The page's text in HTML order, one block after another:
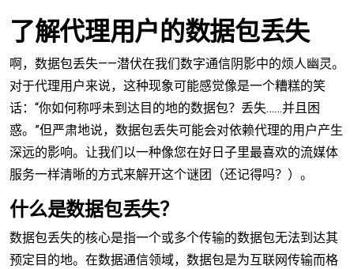
了解代理用户的数据包丢失
啊，数据包丢失——潜伏在我们数字通信阴影中的烦人幽灵。
对于代理用户来说，这种现象可能感觉像是一个糟糕的笑
话：“你如何称呼未到达目的地的数据包？丢失……并且困
惑。”但严肃地说，数据包丢失可能会对依赖代理的用户产生
深远的影响。让我们以一种像您在好日子里最喜欢的流媒体
服务一样清晰的方式来解开这个谜团（还记得吗？）。
什么是数据包丢失？
数据包丢失的核心是指一个或多个传输的数据包无法到达其
预定目的地。在数据通信领域，数据包是为互联网传输而格